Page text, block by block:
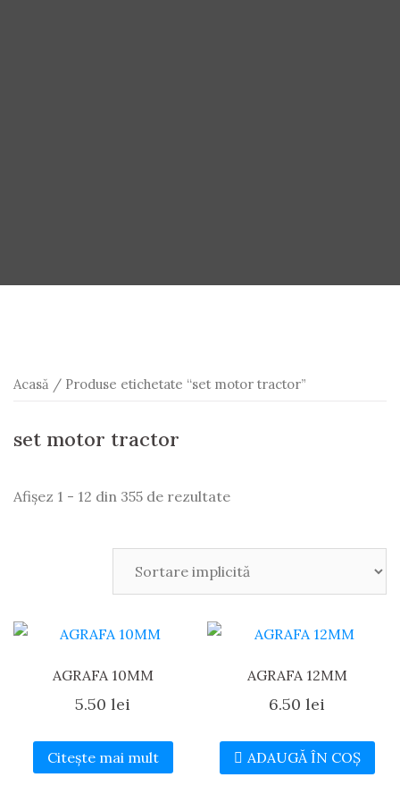
Acasă / Produse etichetate “set motor tractor”
set motor tractor
Afișez 1 - 12 din 355 de rezultate
AGRAFA 10MM
5.50lei
Citește mai mult
AGRAFA 12MM
6.50lei
ADAUGĂ ÎN COȘ